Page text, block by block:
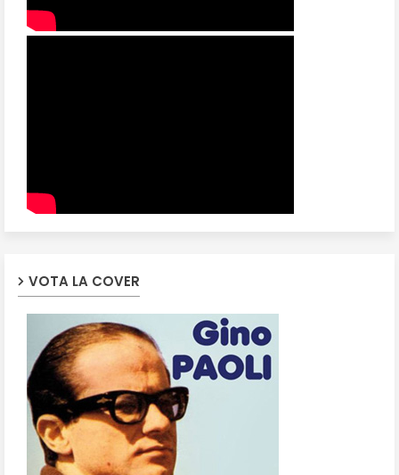
VOTA LA COVER